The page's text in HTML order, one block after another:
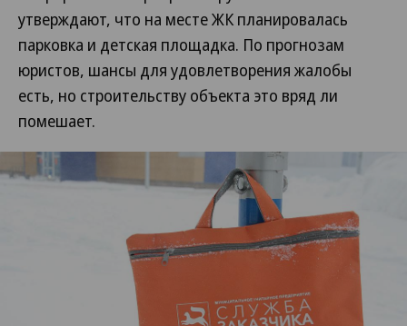
утверждают, что на месте ЖК планировалась
парковка и детская площадка. По прогнозам
юристов, шансы для удовлетворения жалобы
есть, но строительству объекта это вряд ли
помешает.